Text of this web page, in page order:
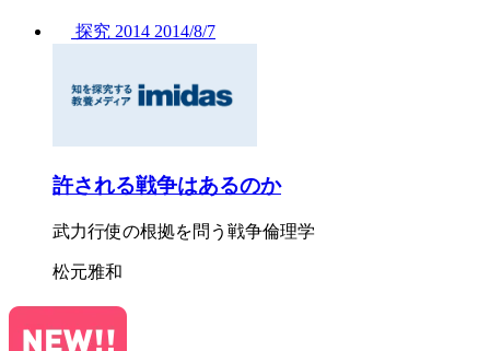
探究 2014 2014/8/7
許される戦争はあるのか
武力行使の根拠を問う戦争倫理学
松元雅和